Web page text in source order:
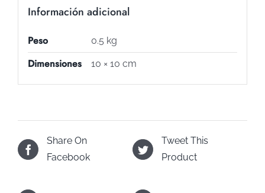
Información adicional
Peso 0.5 kg
Dimensiones 10 × 10 cm
Share On
Facebook
Tweet This
Product